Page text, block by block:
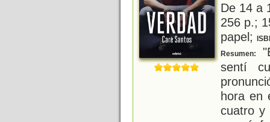
De 14 a
256 p.;
papel;
Resumen:
sentí
hora en
cuatro y